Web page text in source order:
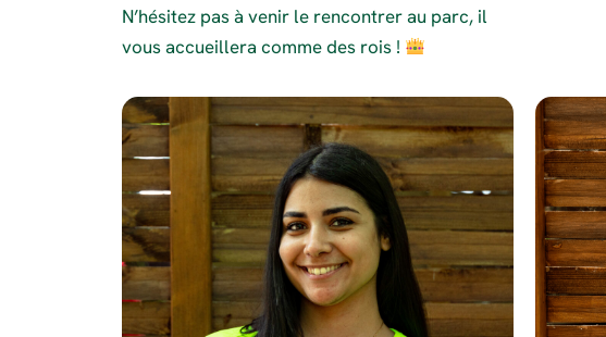
N’hésitez pas à venir le rencontrer au parc, il
vous accueillera comme des rois !